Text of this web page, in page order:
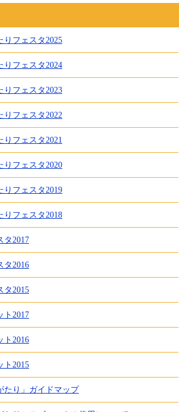
りフェスタ2025
りフェスタ2024
りフェスタ2023
フェスタ2022
フェスタ2021
りフェスタ2020
りフェスタ2019
りフェスタ2018
タ2017
タ2016
タ2015
ト2017
ト2016
ト2015
たり」ガイドマップ